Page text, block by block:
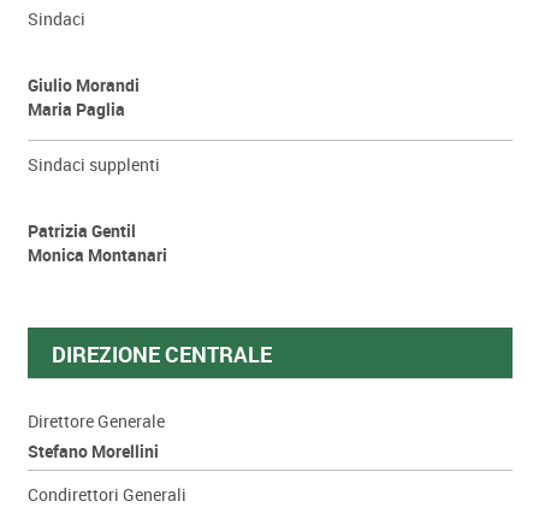
Sindaci
Giulio Morandi
Maria Paglia
Sindaci supplenti
Patrizia Gentil
Monica Montanari
DIREZIONE CENTRALE
Direttore Generale
Stefano Morellini
Condirettori Generali